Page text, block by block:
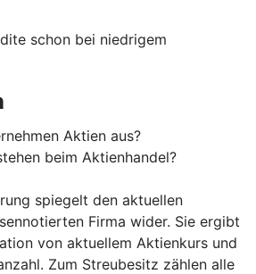
schon bei niedrigem
Aktien aus?
beim Aktienhandel?
spiegelt den aktuellen
Firma wider. Sie ergibt
von aktuellem Aktienkurs und
Zum Streubesitz zählen alle